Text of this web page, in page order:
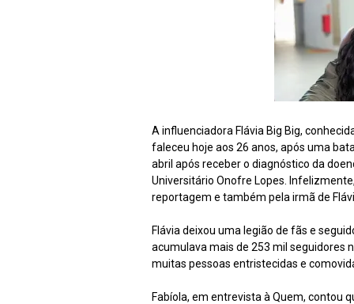
A influenciadora Flávia Big Big,
faleceu hoje aos 26 anos, após uma
abril após receber o diagnóstico da
Universitário Onofre Lopes.
reportagem e também pela irmã de
Flávia deixou uma legião de fãs e
acumulava mais de 253 mil seguidores
muitas pessoas entristecidas e
Fabíola, em entrevista à Quem, contou